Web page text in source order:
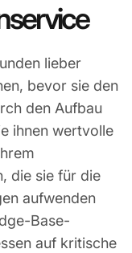
lieber
bevor sie den
den Aufbau
ihnen wertvolle
die sie für die
aufwenden
Base-
auf kritische